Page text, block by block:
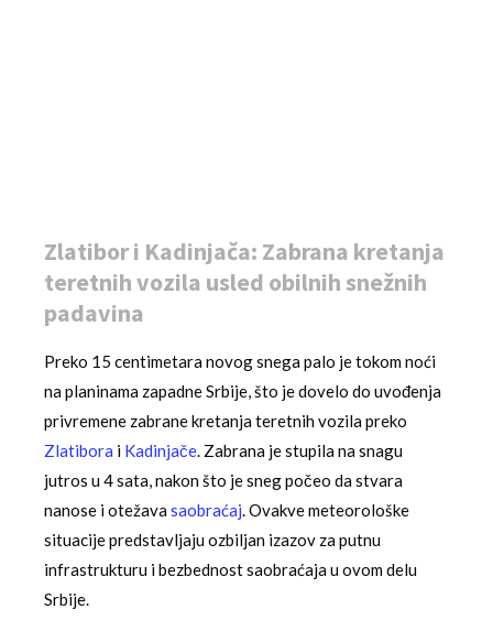
Zlatibor i Kadinjača: Zabrana kretanja
teretnih vozila usled obilnih snežnih
padavina
Preko 15 centimetara novog snega palo je tokom noći
na planinama zapadne Srbije, što je dovelo do uvođenja
privremene zabrane kretanja teretnih vozila preko
Zlatibora i Kadinjače. Zabrana je stupila na snagu
jutros u 4 sata, nakon što je sneg počeo da stvara
nanose i otežavasaobraćaj. Ovakve meteorološke
situacije predstavljaju ozbiljan izazov za putnu
infrastrukturu i bezbednost saobraćaja u ovom delu
Srbije.